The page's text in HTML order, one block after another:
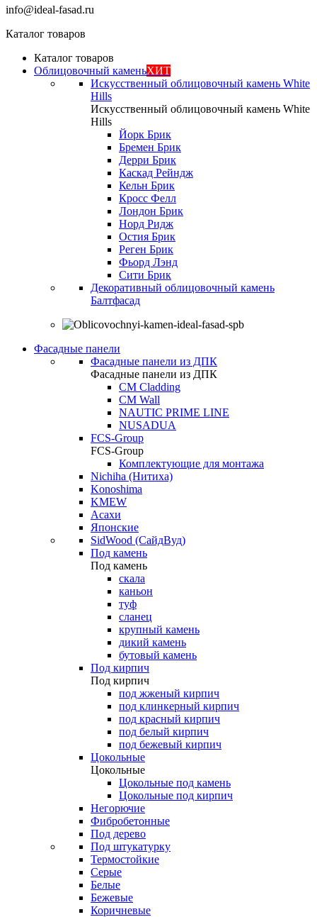
info@ideal-fasad.ru
Каталог товаров
Каталог товаров
Облицовочный каменьХИТ
Искусственный облицовочный камень White
Hills
Искусственный облицовочный камень White
Hills
Йорк Брик
Бремен Брик
Дерри Брик
Каскад Рейндж
Кельн Брик
Кросс Фелл
Лондон Брик
Норд Ридж
Остия Брик
Реген Брик
Фьорд Лэнд
Сити Брик
Декоративный облицовочный камень
Балтфасад
Фасадные панели
Фасадные панели из ДПК
Фасадные панели из ДПК
CM Cladding
CM Wall
NAUTIC PRIME LINE
NUSADUA
FCS-Group
FCS-Group
Комплектующие для монтажа
Nichiha (Нитиха)
Konoshima
KMEW
Асахи
Японские
SidWood (СайдВуд)
Под камень
Под камень
скала
каньон
туф
сланец
крупный камень
дикий камень
бутовый камень
Под кирпич
Под кирпич
под жженый кирпич
под клинкерный кирпич
под красный кирпич
под белый кирпич
под бежевый кирпич
Цокольные
Цокольные
Цокольные под камень
Цокольные под кирпич
Негорючие
Фибробетонные
Под дерево
Под штукатурку
Термостойкие
Серые
Белые
Бежевые
Коричневые